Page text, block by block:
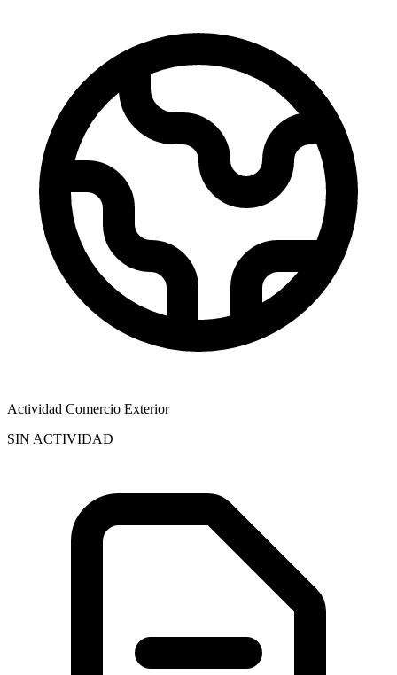
Actividad Comercio Exterior
SIN ACTIVIDAD